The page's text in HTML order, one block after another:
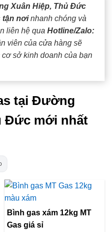
Xuân Hiệp, Thủ Đức
tận nơinhanh chóng và
liên hệ qua Hotline/Zalo:
viên của cửa hàng sẽ
sở kinh doanh của bạn
tại Đường
Đức mới nhất
Bình gas xám 12kg MT
Gas giá sỉ